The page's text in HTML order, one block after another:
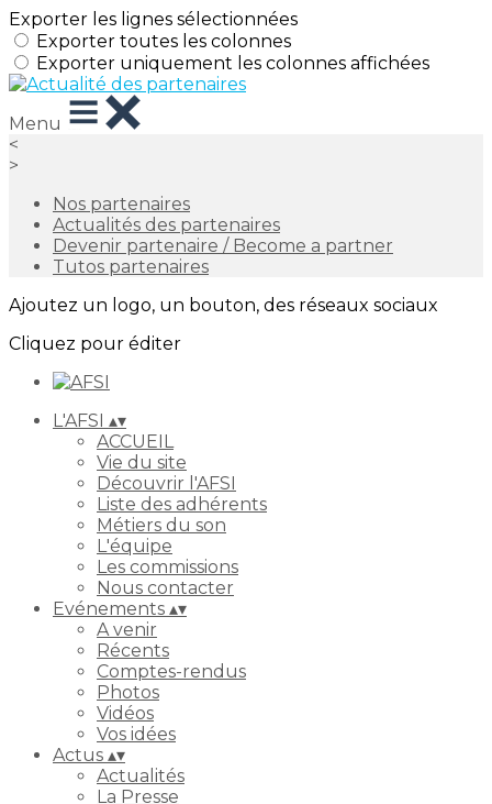
Exporter les lignes sélectionnées
Exporter toutes les colonnes
Exporter uniquement les colonnes affichées
Menu
<
>
Nos partenaires
Actualités des partenaires
Devenir partenaire / Become a partner
Tutos partenaires
Ajoutez un logo, un bouton, des réseaux sociaux
Cliquez pour éditer
L'AFSI ▴▾
ACCUEIL
Vie du site
Découvrir l'AFSI
Liste des adhérents
Métiers du son
L'équipe
Les commissions
Nous contacter
Evénements ▴▾
A venir
Récents
Comptes-rendus
Photos
Vidéos
Vos idées
Actus ▴▾
Actualités
La Presse